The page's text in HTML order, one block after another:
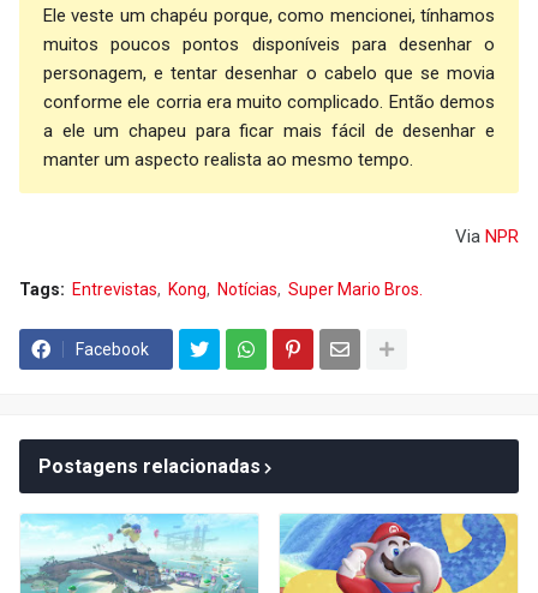
Ele veste um chapéu porque, como mencionei, tínhamos
muitos poucos pontos disponíveis para desenhar o
personagem, e tentar desenhar o cabelo que se movia
conforme ele corria era muito complicado. Então demos
a ele um chapeu para ficar mais fácil de desenhar e
manter um aspecto realista ao mesmo tempo.
Via NPR
Tags: Entrevistas Kong Notícias Super Mario Bros.
Facebook
Postagens relacionadas